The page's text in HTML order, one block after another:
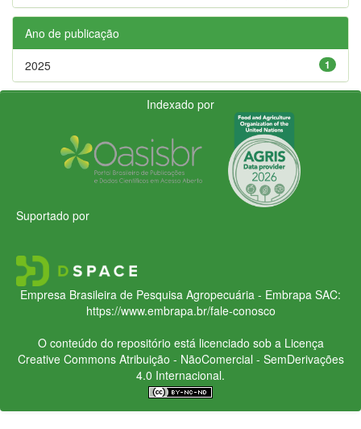
Ano de publicação
1
2025
Indexado por
Suportado por
Empresa Brasileira de Pesquisa Agropecuária - Embrapa SAC:
https://www.embrapa.br/fale-conosco
O conteúdo do repositório está licenciado sob a Licença
Creative CommonsAtribuição - NãoComercial - SemDerivações
4.0 Internacional.